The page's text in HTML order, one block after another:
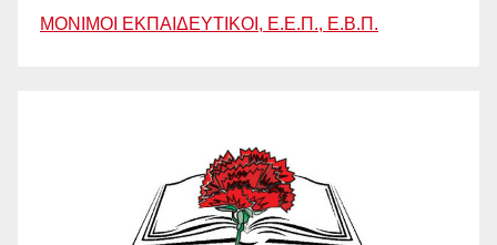
ΜΟΝΙΜΟΙ ΕΚΠΑΙΔΕΥΤΙΚΟΙ, Ε.Ε.Π., Ε.Β.Π.